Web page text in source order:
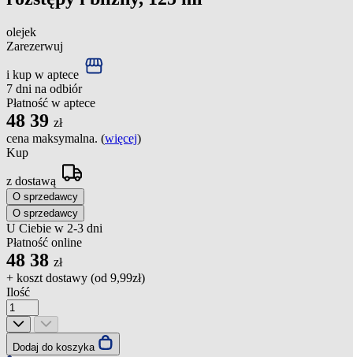
olejek
Zarezerwuj
i kup w aptece
7 dni na odbiór
Płatność w aptece
48 39 zł
cena maksymalna. (więcej)
Kup
z dostawą
O sprzedawcy
O sprzedawcy
U Ciebie w 2-3 dni
Płatność online
48 38 zł
+ koszt dostawy (od 9,99zł)
Ilość
Dodaj do koszyka